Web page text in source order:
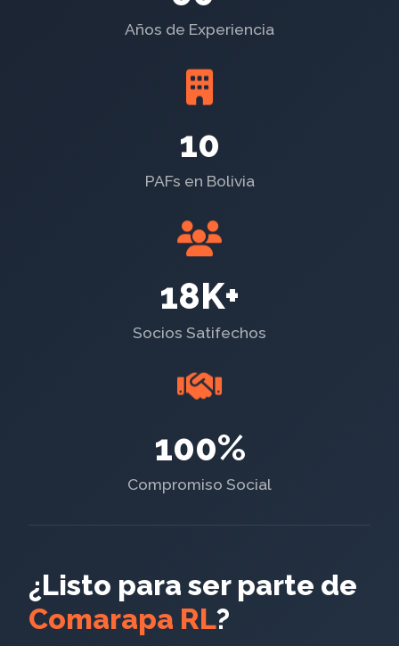
Años de Experiencia
10
PAFs en Bolivia
18K+
Socios Satifechos
100%
Compromiso Social
¿Listo para ser parte de
Comarapa RL?